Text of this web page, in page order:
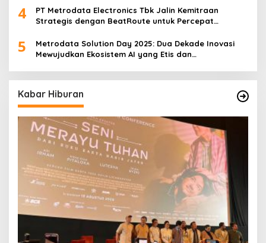
Eksperimen Robotik ‘R.AT.S’ Lab
4
PT Metrodata Electronics Tbk Jalin Kemitraan
Strategis dengan BeatRoute untuk Percepat
5
Metrodata Solution Day 2025: Dua Dekade Inovasi
Mewujudkan Ekosistem AI yang Etis dan
Kabar Hiburan